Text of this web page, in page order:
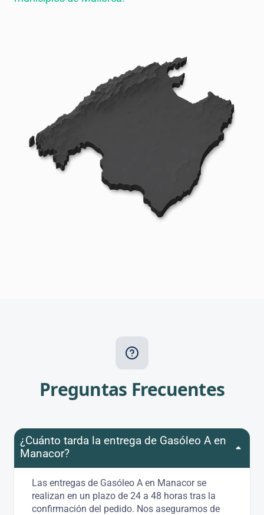
Preguntas Frecuentes
¿Cuánto tarda la entrega de Gasóleo A en
Manacor?
Las entregas de Gasóleo A en Manacor se
realizan en un plazo de 24 a 48 horas tras la
confirmación del pedido. Nos aseguramos de